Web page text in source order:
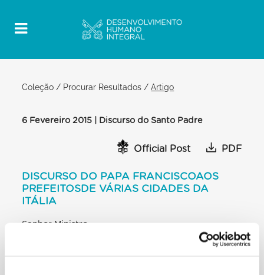
Coleção / Procurar Resultados /Artigo
6 Fevereiro 2015 | Discurso do Santo Padre
Official Post PDF
DISCURSO DO PAPA FRANCISCOAOS
PREFEITOSDE VÁRIAS CIDADES DA
ITÁLIA
Senhor Ministro